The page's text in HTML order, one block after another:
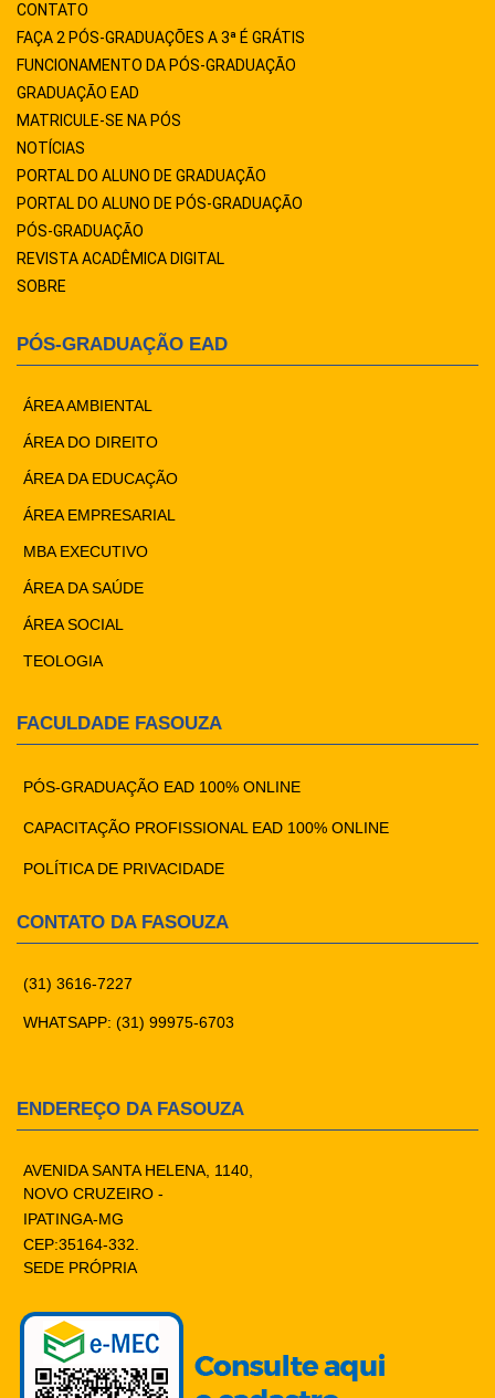
CONTATO
FAÇA 2 PÓS-GRADUAÇÕES A 3ª É GRÁTIS
FUNCIONAMENTO DA PÓS-GRADUAÇÃO
GRADUAÇÃO EAD
MATRICULE-SE NA PÓS
NOTÍCIAS
PORTAL DO ALUNO DE GRADUAÇÃO
PORTAL DO ALUNO DE PÓS-GRADUAÇÃO
PÓS-GRADUAÇÃO
REVISTA ACADÊMICA DIGITAL
SOBRE
PÓS-GRADUAÇÃO EAD
ÁREA AMBIENTAL
ÁREA DO DIREITO
ÁREA DA EDUCAÇÃO
ÁREA EMPRESARIAL
MBA EXECUTIVO
ÁREA DA SAÚDE
ÁREA SOCIAL
TEOLOGIA
FACULDADE FASOUZA
PÓS-GRADUAÇÃO EAD 100% ONLINE
CAPACITAÇÃO PROFISSIONAL EAD 100% ONLINE
POLÍTICA DE PRIVACIDADE
CONTATO DA FASOUZA
(31) 3616-7227
WHATSAPP: (31) 99975-6703
ENDEREÇO DA FASOUZA
AVENIDA SANTA HELENA, 1140,
NOVO CRUZEIRO -
IPATINGA-MG
CEP:35164-332.
SEDE PRÓPRIA